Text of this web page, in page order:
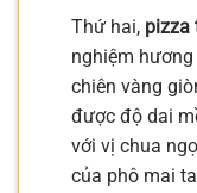
Thứ hai, pizza
nghiệm
chiên vàng
được độ dai
với vị chua
của phô mai